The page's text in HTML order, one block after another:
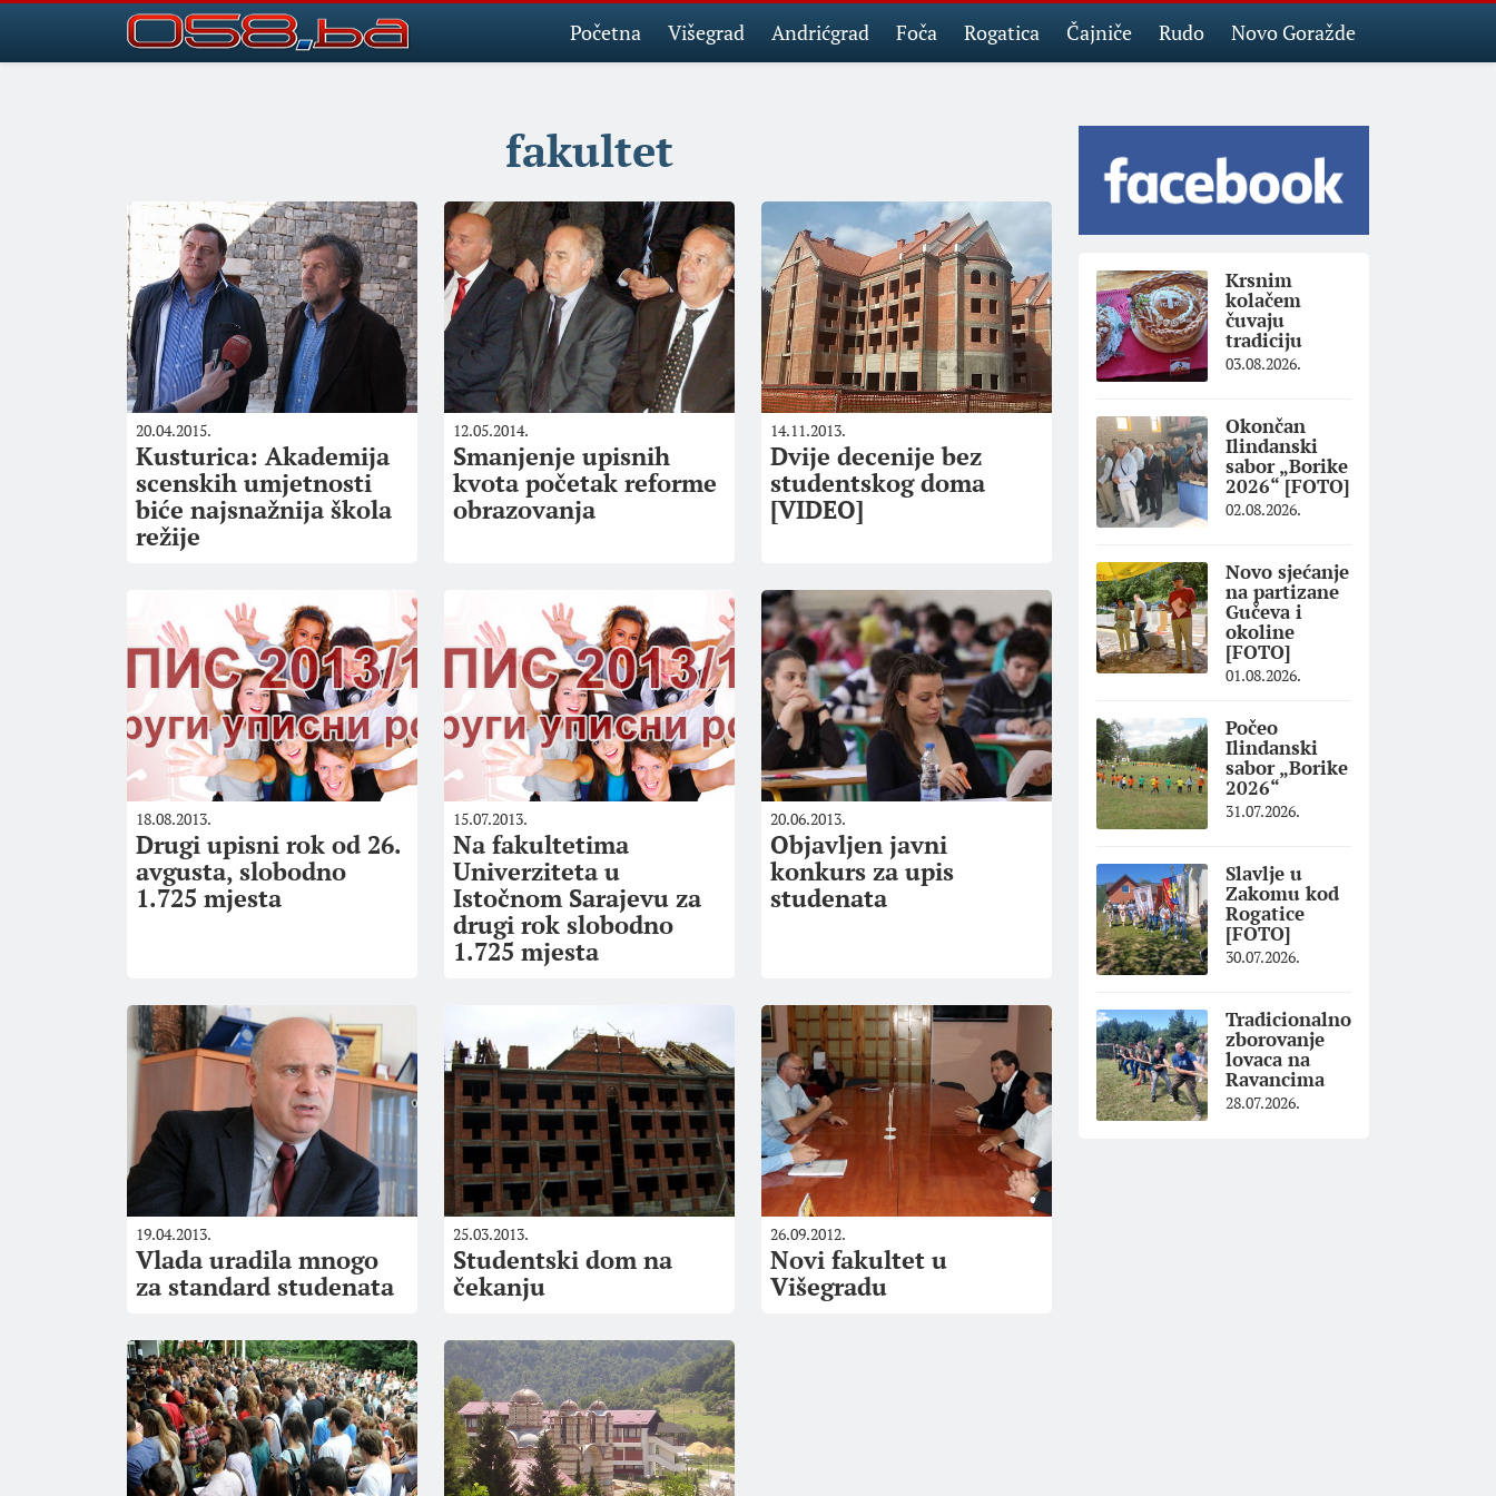
Početna Višegrad Andrićgrad Foča Rogatica Čajniče Rudo Novo Goražde
fakultet
20.04.2015.
Kusturica: Akademija
scenskih umjetnosti
biće najsnažnija škola
režije
12.05.2014.
Smanjenje upisnih
kvota početak reforme
obrazovanja
14.11.2013.
Dvije decenije bez
studentskog doma
[VIDEO]
18.08.2013.
Drugi upisni rok od 26.
avgusta, slobodno
1.725 mjesta
15.07.2013.
Na fakultetima
Univerziteta u
Istočnom Sarajevu za
drugi rok slobodno
1.725 mjesta
20.06.2013.
Objavljen javni
konkurs za upis
studenata
19.04.2013.
Vlada uradila mnogo
za standard studenata
25.03.2013.
Studentski dom na
čekanju
26.09.2012.
Novi fakultet u
Višegradu
Krsnim
kolačem
čuvaju
tradiciju
03.08.2026.
Okončan
Ilindanski
sabor „Borike
2026“ [FOTO]
02.08.2026.
Novo sjećanje
na partizane
Gučeva i
okoline
[FOTO]
01.08.2026.
Počeo
Ilindanski
sabor „Borike
2026“
31.07.2026.
Slavlje u
Zakomu kod
Rogatice
[FOTO]
30.07.2026.
Tradicionalno
zborovanje
lovaca na
Ravancima
28.07.2026.